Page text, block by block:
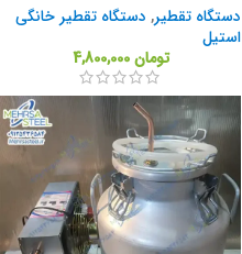
دستگاه تقطیر, دستگاه تقطیر خانگی
استیل
تومان4,800,000